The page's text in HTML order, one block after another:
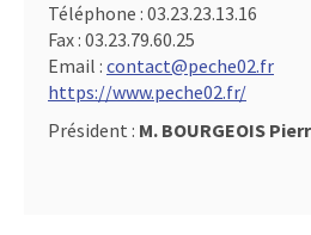
Téléphone : 03.23.23.13.16
Fax : 03.23.79.60.25
Email : contact@peche02.fr
https://www.peche02.fr/
Président : M. BOURGEOIS